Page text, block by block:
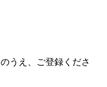
うえ、ご登録くださ